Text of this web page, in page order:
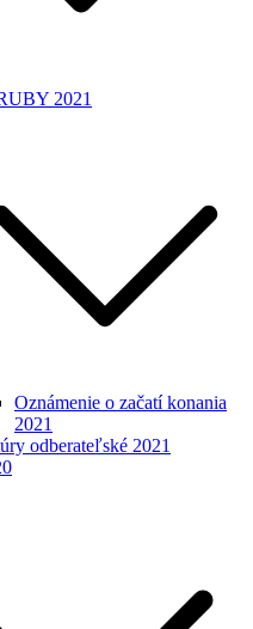
2021
Oznámenie o začatí konania
2021
odberateľské 2021